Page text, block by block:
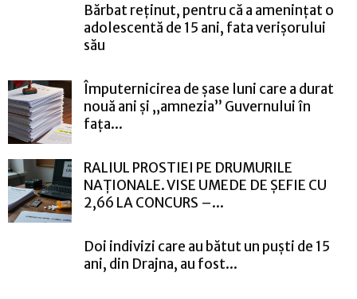
Bărbat reținut, pentru că a amenințat o
adolescentă de 15 ani, fata verișorului
său
Împuternicirea de șase luni care a durat
nouă ani și „amnezia” Guvernului în
fața...
RALIUL PROSTIEI PE DRUMURILE
NAȚIONALE. VISE UMEDE DE ȘEFIE CU
2,66 LA CONCURS –...
Doi indivizi care au bătut un puști de 15
ani, din Drajna, au fost...